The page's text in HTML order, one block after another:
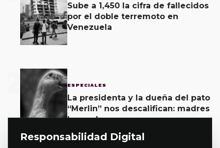
Responsabilidad Digital
Sube a 1,450 la cifra de fallecidos
por el doble terremoto en
Venezuela
2 ESPECIALES
La presidenta y la dueña del pato
“Merlin” nos descalifican: madres
buscadoras